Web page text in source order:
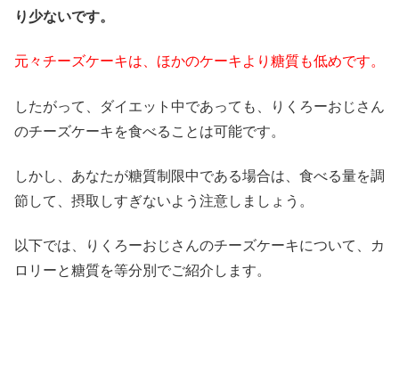
り少ないです。
元々チーズケーキは、ほかのケーキより糖質も低めです。
したがって、ダイエット中であっても、りくろーおじさん
のチーズケーキを食べることは可能です。
しかし、あなたが糖質制限中である場合は、食べる量を調
節して、摂取しすぎないよう注意しましょう。
以下では、りくろーおじさんのチーズケーキについて、カ
ロリーと糖質を等分別でご紹介します。